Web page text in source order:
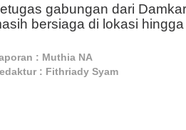
gabungan dari
bersiaga di lokasi
: Muthia NA
: Fithriady Syam